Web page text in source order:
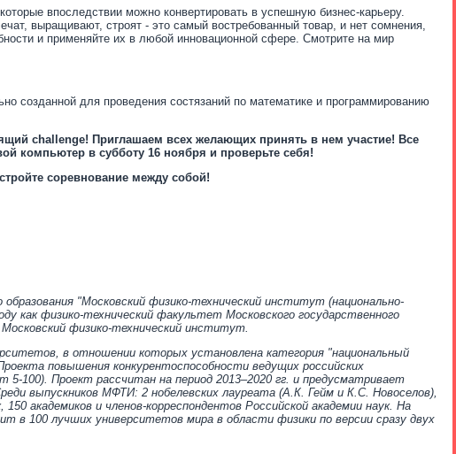
впоследствии можно конвертировать в успешную бизнес-карьеру.
выращивают, строят - это самый востребованный товар, и нет сомнения,
и применяйте их в любой инновационной сфере. Смотрите на мир
созданной для проведения состязаний по математике и программированию
challenge! Приглашаем всех желающих принять в нем участие! Все
компьютер в субботу 16 ноября и проверьте себя!
соревнование между собой!
"Московский физико-технический институт (национально-
как физико-технический факультет Московского государственного
физико-технический институт.
в отношении которых установлена категория "национальный
повышения конкурентоспособности ведущих российских
100). Проект рассчитан на период 2013–2020 гг. и предусматривает
выпускников МФТИ: 2 нобелевских лауреата (А.К. Гейм и К.С. Новоселов),
академиков и членов-корреспондентов Российской академии наук. На
в 100 лучших университетов мира в области физики по версии сразу двух